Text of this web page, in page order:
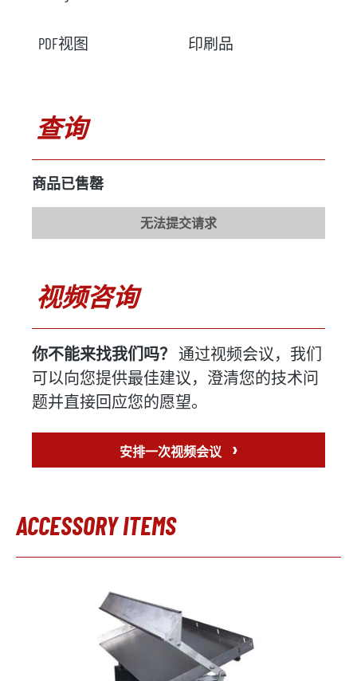
PDF视图 印刷品
查询
商品已售罄
无法提交请求
视频咨询
你不能来找我们吗？ 通过视频会议，我们
可以向您提供最佳建议，澄清您的技术问
题并直接回应您的愿望。
安排一次视频会议 ›
ACCESSORY ITEMS